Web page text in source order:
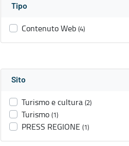
Tipo
Contenuto Web (4)
Sito
Turismo e cultura (2)
Turismo (1)
PRESS REGIONE (1)